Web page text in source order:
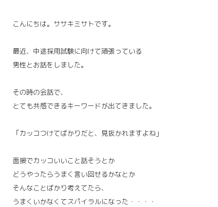
こんにちは。ササキミサトです。
最近、中途採用試験に向けて頑張っている
男性とお話をしました。
その時の会話で、
とても共感できるキーワードが出てきました。
「カッコつけてばかりだと、見抜かれますよね」
面接でカッコいいこと話そうとか
どうやったらうまく言い回せるかなとか
そんなことばかり考えてたら、
うまくいかなくてスパイラルになった・・・・